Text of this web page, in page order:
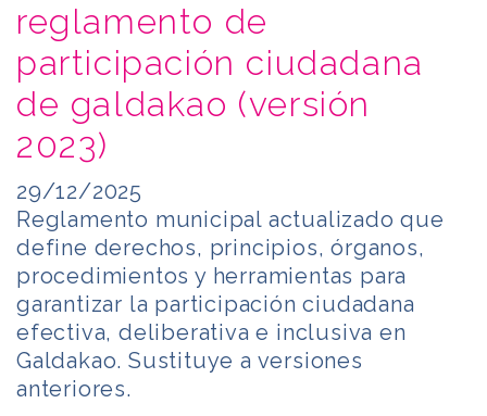
reglamento de
participación ciudadana
de galdakao (versión
2023)
29/12/2025
Reglamento municipal actualizado que
define derechos, principios, órganos,
procedimientos y herramientas para
garantizar la participación ciudadana
efectiva, deliberativa e inclusiva en
Galdakao. Sustituye a versiones
anteriores.